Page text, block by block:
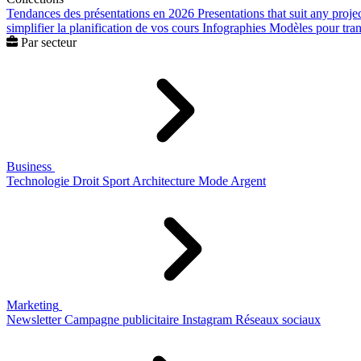
Tendances des présentations en 2026 Presentations that suit any
simplifier la planification de vos cours Infographies Modèles pour
Par secteur
Business
Technologie Droit Sport Architecture Mode Argent
Marketing
Newsletter Campagne publicitaire Instagram Réseaux sociaux